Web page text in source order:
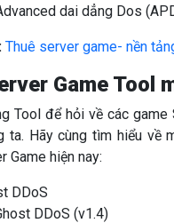
dai dẳng Dos
Thuê server game- nền
Game Tool
Tool để hỏi về các game
ta. Hãy cùng tìm hiểu
Game hiện nay:
DDoS
DDoS (v1.4)